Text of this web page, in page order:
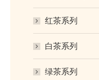
红茶系列
白茶系列
绿茶系列